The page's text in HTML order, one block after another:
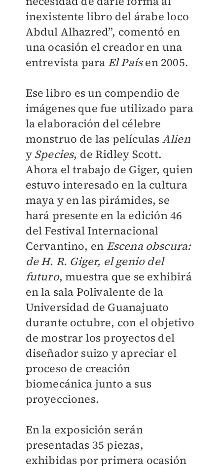
inexistente libro del árabe loco
Abdul Alhazred”, comentó en
una ocasión el creador en una
entrevista para El Paísen 2005.
Ese libro es un compendio de
imágenes que fue utilizado para
la elaboración del célebre
monstruo de las películas Alien
y Species, de Ridley Scott.
Ahora el trabajo de Giger, quien
estuvo interesado en la cultura
maya y en las pirámides, se
hará presente en la edición 46
del Festival Internacional
Cervantino, en Escena obscura:
de H. R. Giger, el genio del
futuro, muestra que se exhibirá
en la sala Polivalente de la
Universidad de Guanajuato
durante octubre, con el objetivo
de mostrar los proyectos del
diseñador suizo y apreciar el
proceso de creación
biomecánica junto a sus
proyecciones.
En la exposición serán
presentadas 35 piezas,
exhibidas por primera ocasión